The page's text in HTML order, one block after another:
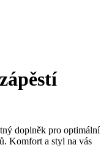
doplněk pro optimální
Komfort a styl na vás